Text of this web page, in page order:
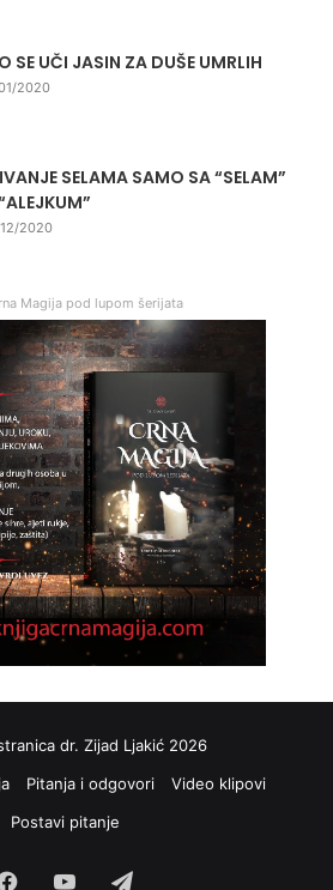
SE UČI JASIN ZA DUŠE UMRLIH
2020
SELAMA SAMO SA “SELAM”
2020
Magija pod lupom šerijata
dr. Zijad Ljakić 2026
Pitanja i odgovori
Video klipovi
Postavi pitanje
FacebookYouTube